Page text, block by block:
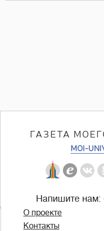
ГАЗЕТА
MOI-
Напишите нам:
О проекте
Контакты